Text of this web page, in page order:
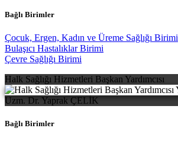
Bağlı Birimler
Çocuk, Ergen, Kadın ve Üreme Sağlığı Birimi
Bulaşıcı Hastalıklar Birimi
Çevre Sağlığı Birimi
Halk Sağlığı Hizmetleri Başkan Yardımcısı
Uzm. Dr. Yaprak ÇELİK
Bağlı Birimler